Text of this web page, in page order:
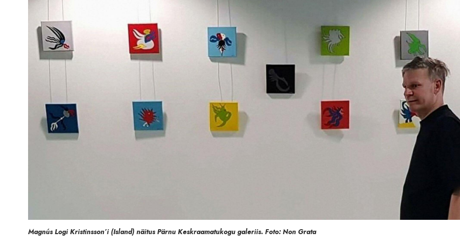
Magnús Logi Kristinsson’i (Island) näitus Pärnu Keskraamatukogu galeriis. Foto: Non Grata